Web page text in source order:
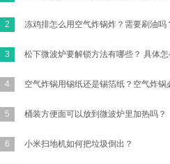
2
3
4
5 桶装方便面可以放到微波炉里加热吗？
6 小米扫地机如何把垃圾倒出？